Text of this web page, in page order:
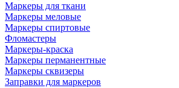
Маркеры для ткани
Маркеры меловые
Маркеры спиртовые
Фломастеры
Маркеры-краска
Маркеры перманентные
Маркеры сквизеры
Заправки для маркеров